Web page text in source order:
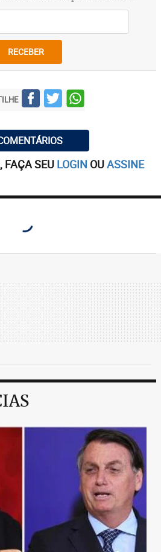
RECEBER
FAÇA SEU LOGIN OUASSINE